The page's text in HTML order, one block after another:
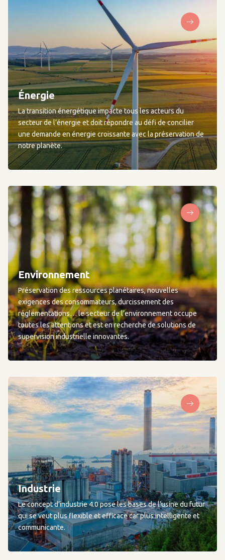
Énergie
La transition énergétique impacte tous les acteurs du
secteur de l’énergie et doit répondre au défi de concilier
une demande en énergie croissante avec la préservation de
notre planète.
Environnement
Préservation des ressources planétaires, nouvelles
exigences des consommateurs, durcissement des
réglementations… le secteur de l’environnement occupe
toutes les attentions et est en recherche de solutions de
supervision industrielle innovantes.
Industrie
Le concept d’industrie 4.0 pose les bases de l’usine du futur
qui se veut plus flexible et efficace car plus intelligente et
communicante.